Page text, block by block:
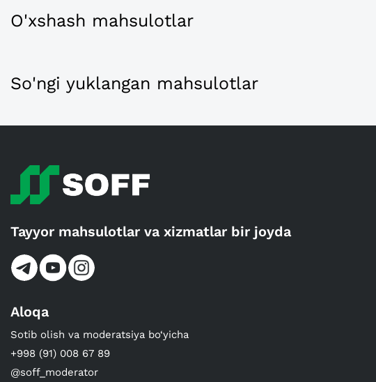
O'xshash mahsulotlar
So'ngi yuklangan mahsulotlar
Tayyor mahsulotlar va xizmatlar bir joyda
Aloqa
Sotib olish va moderatsiya bo‘yicha
+998 (91) 008 67 89
@soff_moderator